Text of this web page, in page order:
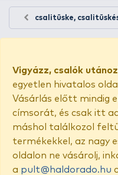
csalitüske,
Vigyázz, csalók
egyetlen hivatalos
Vásárlás előtt mindig
címsorát, és csak itt
máshol találkozol
termékekkel, az nagy
oldalon ne vásárolj,
a pult@haldorado.hu